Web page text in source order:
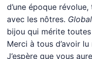
d’une époque
avec les nôtres.
bijou qui mérite
Merci à tous d’avoir
J’espère que vous